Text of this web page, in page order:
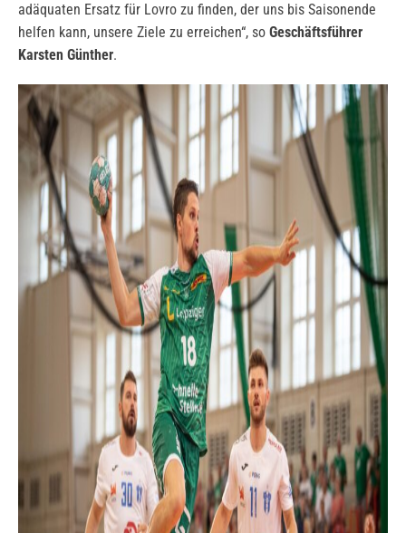
adäquaten Ersatz für Lovro zu finden, der uns bis Saisonende
helfen kann, unsere Ziele zu erreichen“, so Geschäftsführer
Karsten Günther.